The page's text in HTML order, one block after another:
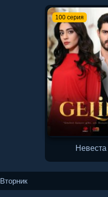
100 серия
Невеста
Вторник